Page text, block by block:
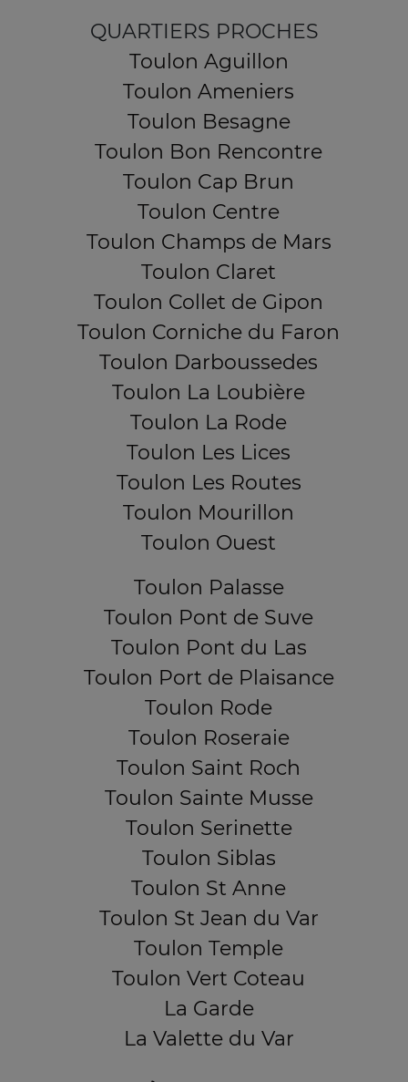
QUARTIERS PROCHES
Toulon Aguillon
Toulon Ameniers
Toulon Besagne
Toulon Bon Rencontre
Toulon Cap Brun
Toulon Centre
Toulon Champs de Mars
Toulon Claret
Toulon Collet de Gipon
Toulon Corniche du Faron
Toulon Darboussedes
Toulon La Loubière
Toulon La Rode
Toulon Les Lices
Toulon Les Routes
Toulon Mourillon
Toulon Ouest
Toulon Palasse
Toulon Pont de Suve
Toulon Pont du Las
Toulon Port de Plaisance
Toulon Rode
Toulon Roseraie
Toulon Saint Roch
Toulon Sainte Musse
Toulon Serinette
Toulon Siblas
Toulon St Anne
Toulon St Jean du Var
Toulon Temple
Toulon Vert Coteau
La Garde
La Valette du Var